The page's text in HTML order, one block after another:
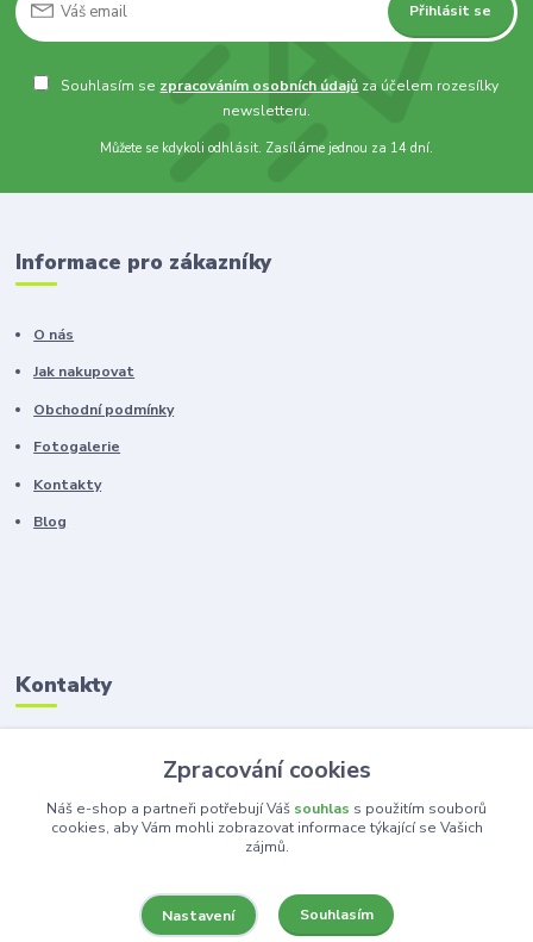
Přihlásit se
Souhlasím se zpracováním osobních údajů za účelem rozesílky
newsletteru.
Můžete se kdykoli odhlásit. Zasíláme jednou za 14 dní.
Informace pro zákazníky
O nás
Jak nakupovat
Obchodní podmínky
Fotogalerie
Kontakty
Blog
Kontakty
Zákaznická podpora
+420 603 100 966
(Po-Pá, 8-16 hod.)
Zpracování cookies
Náš e-shop a partneři potřebují Váš souhlas s použitím souborů
cookies, aby Vám mohli zobrazovat informace týkající se Vašich
zájmů.
Nastavení Souhlasím